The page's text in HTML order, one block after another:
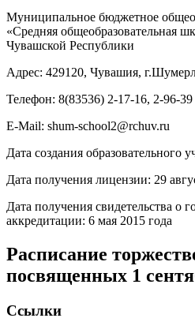
Муниципальное бюджетное
«Средняя общеобразовательная
Чувашской Республики
Адрес: 429120, Чувашия,
Телефон: 8(83536) 2-17-16, 2-96-39
E-Mail: shum-school2@rchuv.ru
Дата создания образовательного
Дата получения лицензии: 29
Дата получения свидетельства о
аккредитации: 6 мая 2015 года
Расписание
посвященных 1
Ссылки